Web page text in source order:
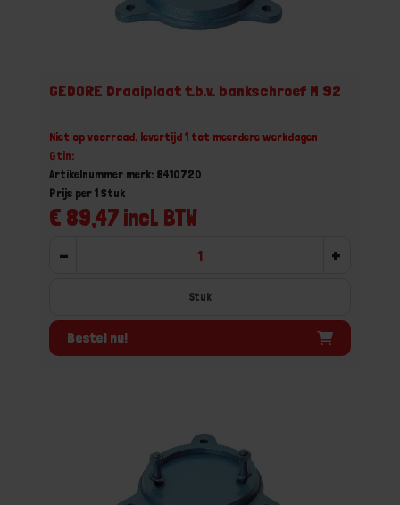
GEDORE Draaiplaat t.b.v. bankschroef M 92
Niet op voorraad, levertijd 1 tot meerdere werkdagen
Gtin:
Artikelnummer merk: 8410720
€ 89,47 incl. BTW
Prijs per 1 Stuk
- +
Stuk
Bestel nu!